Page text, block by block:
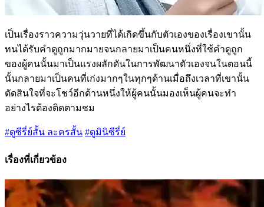
เป็นเรื่องราวความวุ่นวายที่ได้เกิดขึ้นกับตัวเองของเรื่องเขานั้น
ทนได้รับคำดูถูกมากมายจนกลายมาเป็นคนหนึ่งที่ใช้คำดูถูก
ของผู้คนนั้นมาเป็นแรงผลักดันในการพัฒนาตัวเองจนในตอนนี้
นั้นกลายมาเป็นคนที่เก่งมากๆในทุกๆด้านเมื่อถึงเวลาที่เขานั้น
ตัดสินใจที่จะโชว์อีกด้านหนึ่งให้ผู้คนนั้นมองเห็นผู้คนจะทำ
อย่างไรต้องติดตามชม
#ดูซีรี่ย์สั้น ละครสั้น #ดูมินิซีรี่ย์
เรื่องที่เกี่ยวข้อง